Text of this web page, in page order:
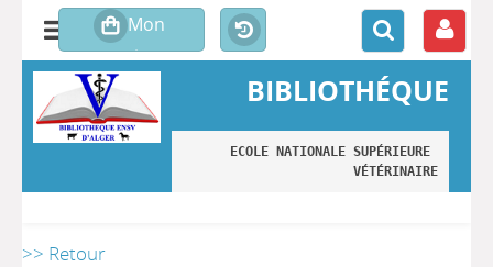
BIBLIOTHÉQUE
ECOLE NATIONALE SUPÉRIEURE
VÉTÉRINAIRE
>> Retour